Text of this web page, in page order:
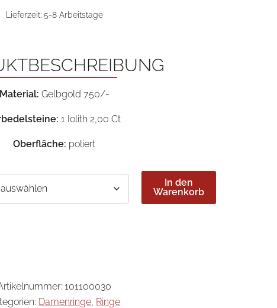
Lieferzeit: 5-8 Arbeitstage
Material: Gelbgold 750/-
1 Iolith 2,00 Ct
Oberfläche: poliert
In den
Warenkorb
101100030
Damenringe, Ringe